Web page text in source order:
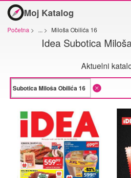
Moj Katalog
Početna > ... > Miloša Obilića 16
Idea Subotica
Aktuelni